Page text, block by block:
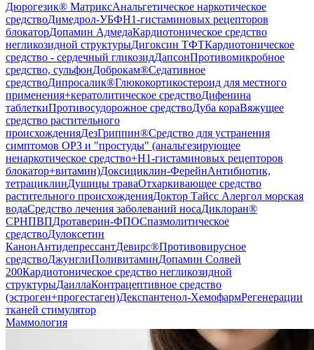
Дюрогезик® МатриксАнальгетическое наркотическое
средствоДимедрол-УБФH1-гистаминовых рецепторов
блокаторДопамин АдмедаКардиотоническое средство
негликозидной структурыДигоксин ТФТКардиотоническое
средство - сердечный гликозидДапсонПротивомикробное
средство, сульфонДоброкам®Седативное
средствоДипросалик®Глюкокортикостероид для местного
применения+кератолитическое средствоДифенина
таблеткиПротивосудорожное средствоДуба кораВяжущее
средство растительного
происхожденияДезГриппин®Средство для устранения
симптомов ОРЗ и "простуды" (анальгезирующее
ненаркотическое средство+H1-гистаминовых рецепторов
блокатор+витамин)Доксициклин-ФерейнАнтибиотик,
тетрациклинДушицы траваОтхаркивающее средство
растительного происхожденияДоктор Тайсс Алергол морская
водаСредство лечения заболеваний носаДиклоран®
СРНПВПДротаверин-ФПОСпазмолитическое
средствоДулоксетин
КанонАнтидепрессантДевирс®Противовирусное
средствоДжунглиПоливитаминДопамин Солвей
200Кардиотоническое средство негликозидной
структурыДаиллаКонтрацептивное средство
(эстроген+прогестаген)Декспантенол-ХемофармРегенерации
тканей стимулятор
Маммология